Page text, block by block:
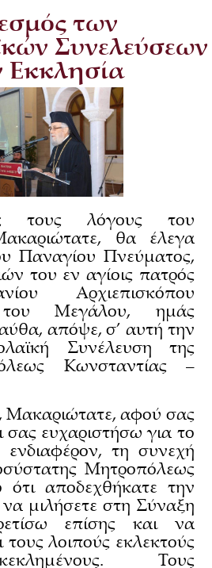
των
Συνελεύσεων
Εκκλησία
τους λόγους του
θα έλεγα
Παναγίου Πνεύματος,
του εν αγίοις πατρός
Αρχιεπισκόπου
του Μεγάλου, ημάς
απόψε, σ’ αυτή την
Συνέλευση της
Κωνσταντίας –
Μακαριώτατε, αφού σας
ευχαριστήσω για το
τη συνεχή
Μητροπόλεως
αποδεχθήκατε την
μιλήσετε στη Σύναξη
επίσης και να
λοιπούς εκλεκτούς
Τους